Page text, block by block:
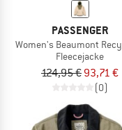
PASSENGER
Women's Beaumont
Fleecejacke
124,95 € 93,71 €
(0)